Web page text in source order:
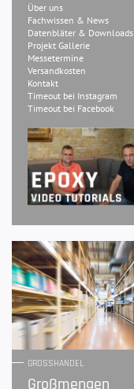
Über uns
Fachwissen & News
Datenbläter & Downloads
Projekt Gallerie
Messetermine
Versandkosten
Kontakt
Timeout bei Instagram
Timeout bei Facebook
GROSSHANDEL
Großmengen